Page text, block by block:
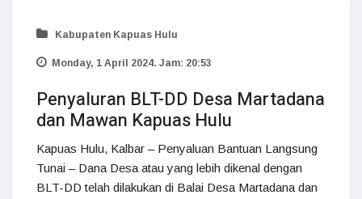
Kabupaten Kapuas Hulu
Monday, 1 April 2024. Jam: 20:53
Penyaluran BLT-DD Desa Martadana
dan Mawan Kapuas Hulu
Kapuas Hulu, Kalbar – Penyaluan Bantuan Langsung
Tunai – Dana Desa atau yang lebih dikenal dengan
BLT-DD telah dilakukan di Balai Desa Martadana dan